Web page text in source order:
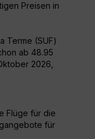
Preisen in
Terme (SUF)
ab 48.95
2026,
Flüge für die
für